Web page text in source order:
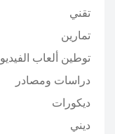
تقني
تمارين
توطين ألعاب الفيديو
دراسات ومصادر
ديكورات
ديني